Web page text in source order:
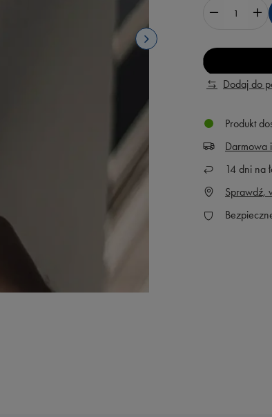
Dodaj do
Produkt
Darmowa
14 dni na
Sprawdź,